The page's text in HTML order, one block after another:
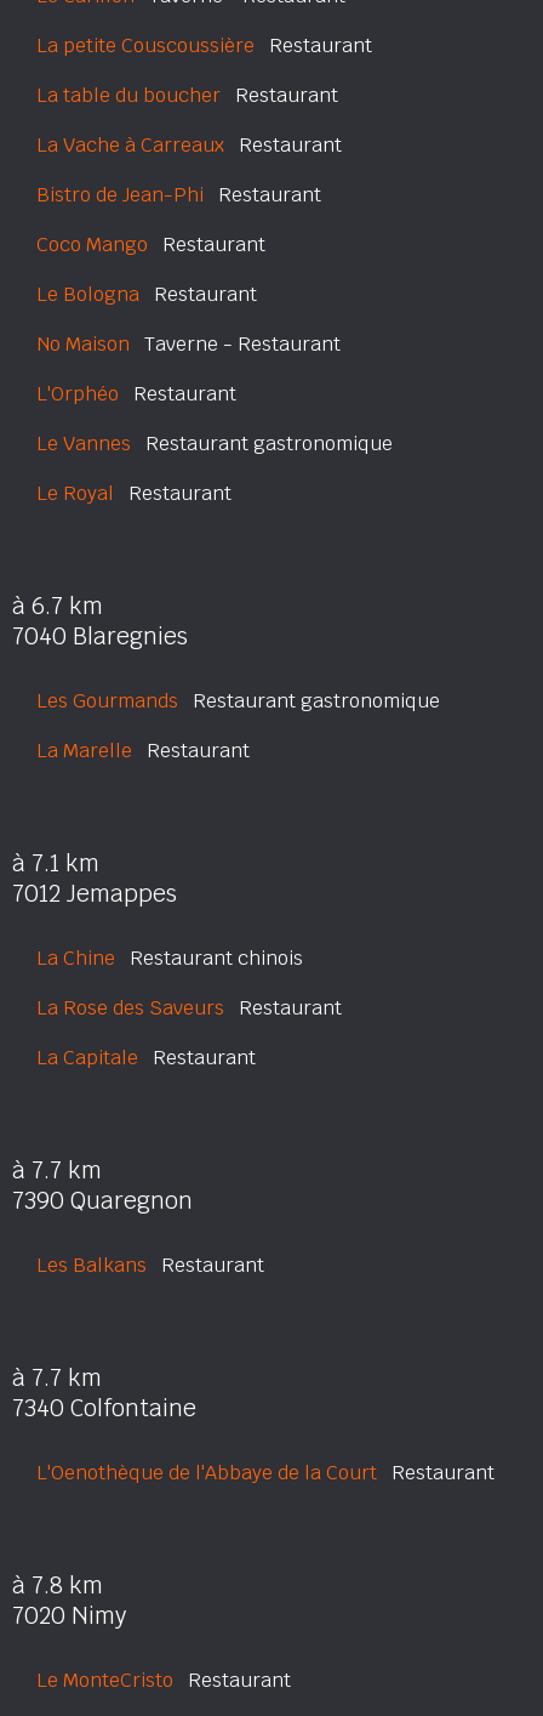
La petite Couscoussière Restaurant
La table du boucher Restaurant
La Vache à Carreaux Restaurant
Bistro de Jean-Phi Restaurant
Coco Mango Restaurant
Le Bologna Restaurant
No Maison Taverne - Restaurant
L'Orphéo Restaurant
Le Vannes Restaurant gastronomique
Le Royal Restaurant
à 6.7 km
7040 Blaregnies
Les Gourmands Restaurant gastronomique
La Marelle Restaurant
à 7.1 km
7012 Jemappes
La Chine Restaurant chinois
La Rose des Saveurs Restaurant
La Capitale Restaurant
à 7.7 km
7390 Quaregnon
Les Balkans Restaurant
à 7.7 km
7340 Colfontaine
L'Oenothèque de l'Abbaye de la Court Restaurant
à 7.8 km
7020 Nimy
Le MonteCristo Restaurant